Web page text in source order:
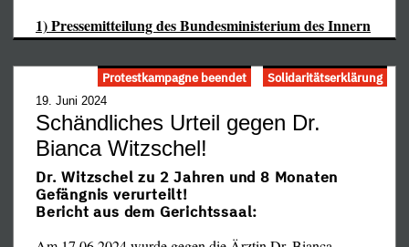
Willkürverfahrens ist zu rechnen. Daß es sich um ein
während der Coronerei die Ärzteschaft explizit
aufgefordert, Patienten möglichst ohne irgendeine
Untersuchung, am besten sogar telefonisch, krank zu
schreiben – damit das Volk das Haus nicht verlasse und
das angeblich soo gefährliche „Killer“-Virus sich nicht
weiter verbreite. Auch dabei handelte es sich
selbstverständlich um das Ausstellen eines ärztlichen
1) Pressemitteilung des Bundesministerium des Innern
…
Protestkampagne beendet Solidaritätserklärung
19. Juni 2024
Schändliches Urteil gegen Dr.
Bianca Witzschel!
Dr. Witzschel zu 2 Jahren und 8 Monaten
Gefängnis verurteilt!
Bericht aus dem Gerichtssaal: